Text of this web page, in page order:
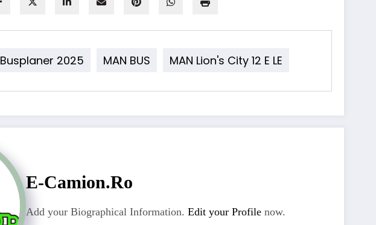
Busplaner 2025 MAN BUS MAN Lion's City 12 E LE
E-Camion.ro
Add your Biographical Information. Edit your Profile now.